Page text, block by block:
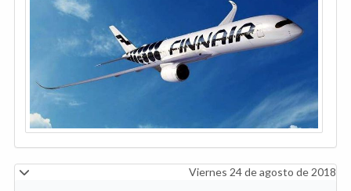
Viernes 24 de agosto de 2018